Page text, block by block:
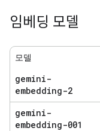
임베딩 모델
모델
gemini-
embedding-2
gemini-
embedding-001